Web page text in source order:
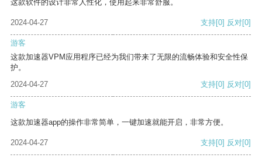
这款软件的设计非常人性化，使用起来非常舒服。
2024-04-27 支持[0] 反对[0]
游客
这款加速器VPM应用程序已经为我们带来了无限的流畅体验和安全性保
护。
2024-04-27
支持[0] 反对[0]
游客
这款加速器app的操作非常简单，一键加速就能开启，非常方便。
2024-04-27 支持[0] 反对[0]